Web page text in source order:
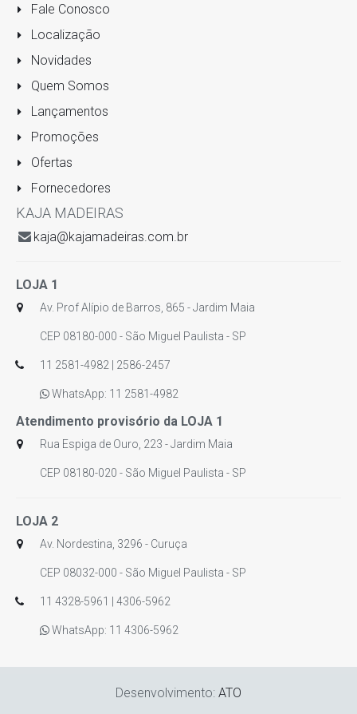
Fale Conosco
Localização
Novidades
Quem Somos
Lançamentos
Promoções
Ofertas
Fornecedores
KAJA MADEIRAS
kaja@kajamadeiras.com.br
LOJA 1
Av. Prof Alípio de Barros, 865 - Jardim Maia
CEP 08180-000 - São Miguel Paulista - SP
11 2581-4982 | 2586-2457
WhatsApp: 11 2581-4982
Atendimento provisório da LOJA 1
Rua Espiga de Ouro, 223 - Jardim Maia
CEP 08180-020 - São Miguel Paulista - SP
LOJA 2
Av. Nordestina, 3296 - Curuça
CEP 08032-000 - São Miguel Paulista - SP
11 4328-5961 | 4306-5962
WhatsApp: 11 4306-5962
Desenvolvimento: ATO